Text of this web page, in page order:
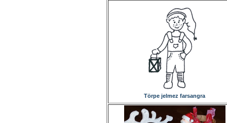
Törpe jelmez farsangra